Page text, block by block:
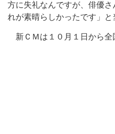
方に失礼なんですが、俳優
れが素晴らしかったです」と
新ＣＭは１０月１日から全